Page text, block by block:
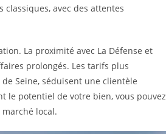
avec des attentes
La proximité avec La Défense et
prolongés. Les tarifs plus
Seine, séduisent une clientèle
le potentiel de votre bien, vous pouvez
local.